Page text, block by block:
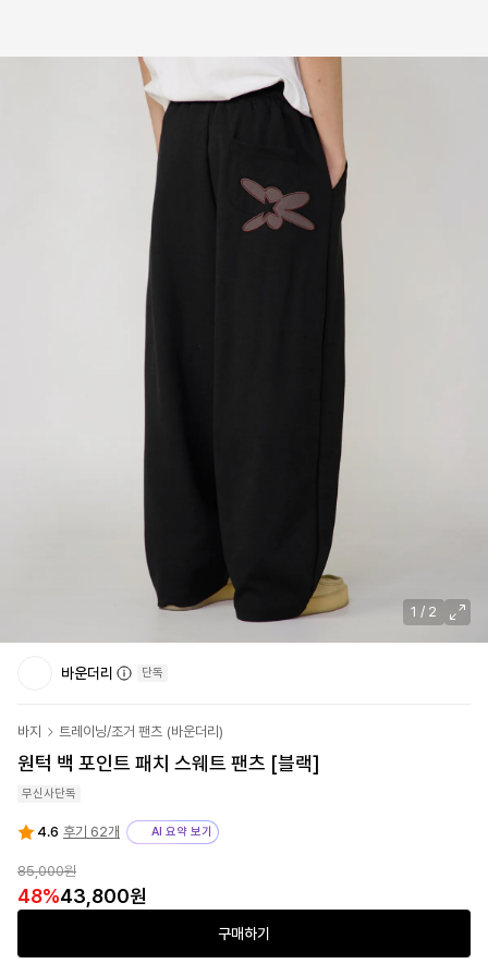
1 / 2
바운더리 단독
바지 트레이닝/조거 팬츠 (바운더리)
원턱 백 포인트 패치 스웨트 팬츠 [블랙]
무신사단독
4.6 후기 62개 AI 요약 보기
85,000원
48%43,800원
구매하기